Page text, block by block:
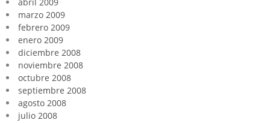
marzo 2009
febrero 2009
enero 2009
diciembre 2008
noviembre 2008
octubre 2008
septiembre 2008
agosto 2008
julio 2008